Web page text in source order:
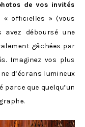
de vos invités
« officielles » (vous
avez déboursé une
gâchées par
Imaginez vos plus
d’écrans lumineux
que quelqu’un